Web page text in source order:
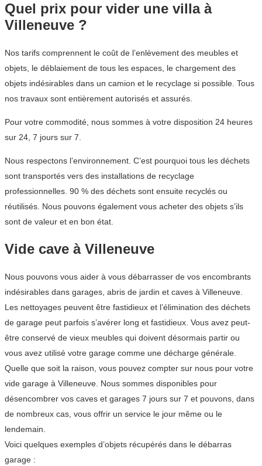
Quel prix pour vider une villa à
Villeneuve ?
Nos tarifs comprennent le coût de l’enlèvement des meubles et
objets, le déblaiement de tous les espaces, le chargement des
objets indésirables dans un camion et le recyclage si possible. Tous
nos travaux sont entièrement autorisés et assurés.
Pour votre commodité, nous sommes à votre disposition 24 heures
sur 24, 7 jours sur 7.
Nous respectons l’environnement. C’est pourquoi tous les déchets
sont transportés vers des installations de recyclage
professionnelles. 90 % des déchets sont ensuite recyclés ou
réutilisés. Nous pouvons également vous acheter des objets s’ils
sont de valeur et en bon état.
Vide cave à Villeneuve
Nous pouvons vous aider à vous débarrasser de vos encombrants
indésirables dans garages, abris de jardin et caves à Villeneuve.
Les nettoyages peuvent être fastidieux et l’élimination des déchets
de garage peut parfois s’avérer long et fastidieux. Vous avez peut-
être conservé de vieux meubles qui doivent désormais partir ou
vous avez utilisé votre garage comme une décharge générale.
Quelle que soit la raison, vous pouvez compter sur nous pour votre
vide garage à Villeneuve. Nous sommes disponibles pour
désencombrer vos caves et garages 7 jours sur 7 et pouvons, dans
de nombreux cas, vous offrir un service le jour même ou le
lendemain.
Voici quelques exemples d’objets récupérés dans le débarras
garage :